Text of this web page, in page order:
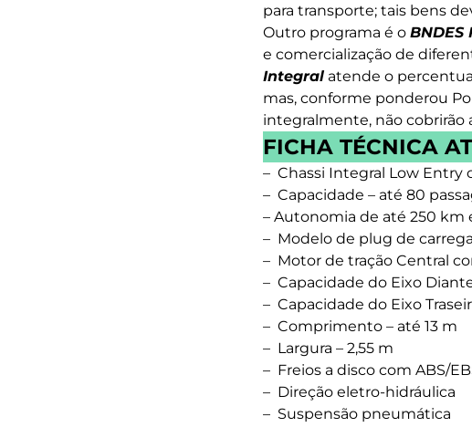
para transporte; tais bens
Outro programa é o BNDES
e comercialização de
Integral atende o
mas, conforme ponderou
integralmente, não cobrirão
FICHA TÉCNICA
– Chassi Integral Low Entry
– Capacidade – até 80
– Autonomia de até 250 km
– Modelo de plug de
– Motor de tração Central
– Capacidade do Eixo
– Capacidade do Eixo
– Comprimento – até 13 m
– Largura – 2,55 m
– Freios a disco com ABS/
– Direção eletro-hidráulica
– Suspensão pneumática